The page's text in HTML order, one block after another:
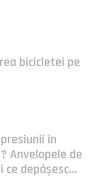
bicicletei pe
în
Anvelopele de
depășesc...